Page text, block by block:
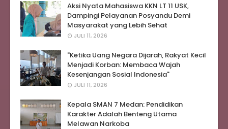
Aksi Nyata Mahasiswa KKN LT 11 USK,
Dampingi Pelayanan Posyandu Demi
Masyarakat yang Lebih Sehat
JULI 11, 2026
"Ketika Uang Negara Dijarah, Rakyat Kecil
Menjadi Korban: Membaca Wajah
Kesenjangan Sosial Indonesia"
JULI 11, 2026
Kepala SMAN 7 Medan: Pendidikan
Karakter Adalah Benteng Utama
Melawan Narkoba